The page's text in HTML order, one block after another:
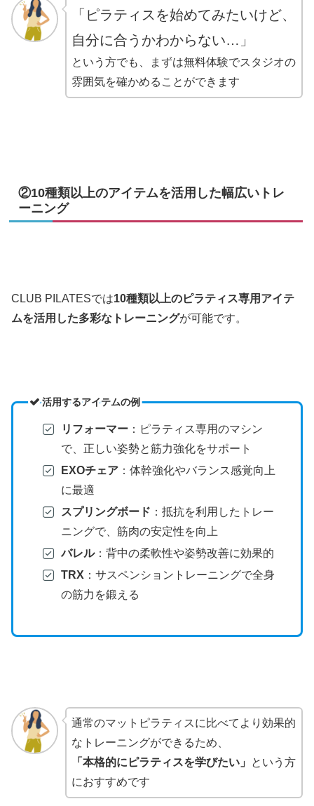
「ピラティスを始めてみたいけど、
自分に合うかわからない…」
という方でも、まずは無料体験でスタジオの
雰囲気を確かめることができます
②10種類以上のアイテムを活用した幅広いトレ
ーニング
CLUB PILATESでは10種類以上のピラティス専用アイテ
ムを活用した多彩なトレーニングが可能です。
活用するアイテムの例
リフォーマー：ピラティス専用のマシン
で、正しい姿勢と筋力強化をサポート
EXOチェア：体幹強化やバランス感覚向上
に最適
スプリングボード ：抵抗を利用したトレー
ニングで、筋肉の安定性を向上
バレル：背中の柔軟性や姿勢改善に効果的
TRX ：サスペンショントレーニングで全身
の筋力を鍛える
通常のマットピラティスに比べてより効果的
なトレーニングができるため、
「本格的にピラティスを学びたい」
という方
におすすめです